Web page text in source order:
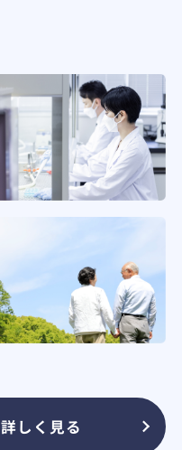
詳しく見る